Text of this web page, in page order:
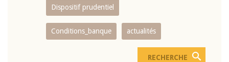
Dispositif prudentiel
Conditions_banque actualités